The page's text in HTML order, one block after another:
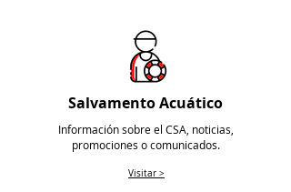
Salvamento Acuático
Información sobre el CSA, noticias,
promociones o comunicados.
Visitar >